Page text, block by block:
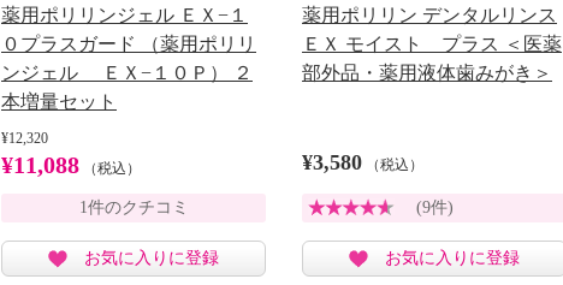
薬用ポリリンジェル ＥＸ−１
０プラスガード （薬用ポリリ
ンジェル ＥＸ−１０Ｐ） ２
本増量セット
¥12,320
¥11,088 （税込）
1件のクチコミ
お気に入りに登録
薬用ポリリン デンタルリンス
ＥＸ モイスト プラス ＜医薬
部外品・薬用液体歯みがき＞
¥3,580 （税込）
(9件)
お気に入りに登録